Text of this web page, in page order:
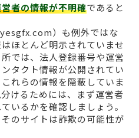
者の情報が不明確であると
）も例外ではな
ほとんど明示されていませ
では、法人登録番号や運営
タクト情報が公開されてい
れらの情報を隠蔽していま
けるためには、まず運営者
いるかを確認しましょう。
のサイトは詐欺の可能性が